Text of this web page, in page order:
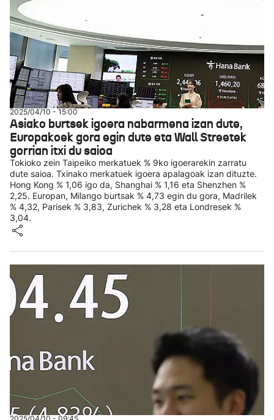
2025/04/10 - 15:00
Asiako burtsek igoera nabarmena izan dute,
Europakoek gora egin dute eta Wall Streetek
gorrian itxi du saioa
Tokioko zein Taipeiko merkatuek % 9ko igoerarekin zarratu
dute saioa. Txinako merkatuek igoera apalagoak izan dituzte.
Hong Kong % 1,06 igo da, Shanghai % 1,16 eta Shenzhen %
2,25. Europan, Milango burtsak % 4,73 egin du gora, Madrilek
% 4,32, Parisek % 3,83, Zurichek % 3,28 eta Londresek %
3,04.